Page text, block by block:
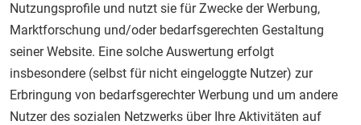
Nutzungsprofile und nutzt sie für Zwecke der Werbung,
Marktforschung und/oder bedarfsgerechten Gestaltung
seiner Website. Eine solche Auswertung erfolgt
insbesondere (selbst für nicht eingeloggte Nutzer) zur
Erbringung von bedarfsgerechter Werbung und um andere
Nutzer des sozialen Netzwerks über Ihre Aktivitäten auf